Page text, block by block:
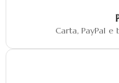
Carta, PayPal